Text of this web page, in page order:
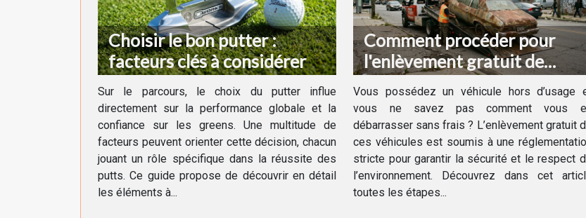
Choisir le bon putter :
facteurs clés à considérer
Sur le parcours, le choix du putter influe
directement sur la performance globale et la
confiance sur les greens. Une multitude de
facteurs peuvent orienter cette décision, chacun
jouant un rôle spécifique dans la réussite des
putts. Ce guide propose de découvrir en détail
les éléments à...
Comment procéder pour
l'enlèvement gratuit de
votre véhicule hors d'usage
Vous possédez un véhicule hors d’usage
vous ne savez pas comment vous
débarrasser sans frais ? L’enlèvement gratuit
ces véhicules est soumis à une
stricte pour garantir la sécurité et le respect
l’environnement. Découvrez dans cet
toutes les étapes...